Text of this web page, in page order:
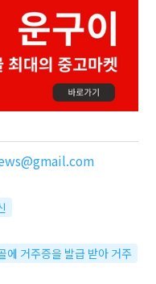
에 거주증을 발급 받아 거주